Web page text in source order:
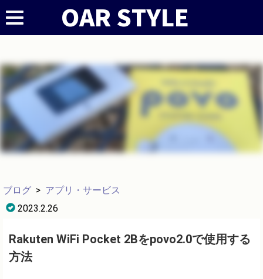
ブログ > アプリ・サービス
2023.2.26
Rakuten WiFi Pocket 2Bをpovo2.0で使用する
方法